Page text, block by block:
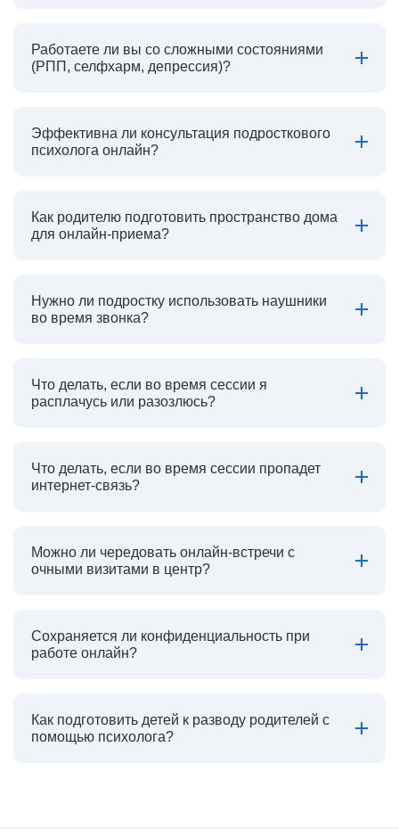
Работаете ли вы со сложными состояниями
(РПП, селфхарм, депрессия)?
Эффективна ли консультация подросткового
психолога онлайн?
Как родителю подготовить пространство дома
для онлайн-приема?
Нужно ли подростку использовать наушники
во время звонка?
Что делать, если во время сессии я
расплачусь или разозлюсь?
Что делать, если во время сессии пропадет
интернет-связь?
Можно ли чередовать онлайн-встречи с
очными визитами в центр?
Сохраняется ли конфиденциальность при
работе онлайн?
Как подготовить детей к разводу родителей с
помощью психолога?